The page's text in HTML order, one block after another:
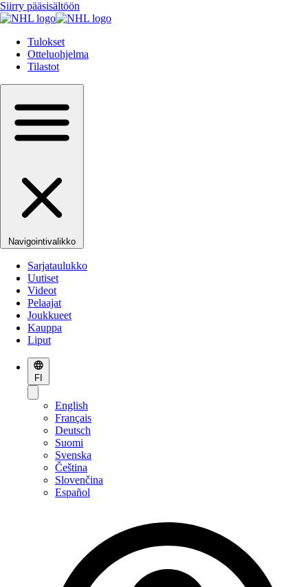
Siirry pääsisältöön
Tulokset
Otteluohjelma
Tilastot
Navigointivalikko
Sarjataulukko
Uutiset
Videot
Pelaajat
Joukkueet
Kauppa
Liput
FI
English
Français
Deutsch
Suomi
Svenska
Čeština
Slovenčina
Español